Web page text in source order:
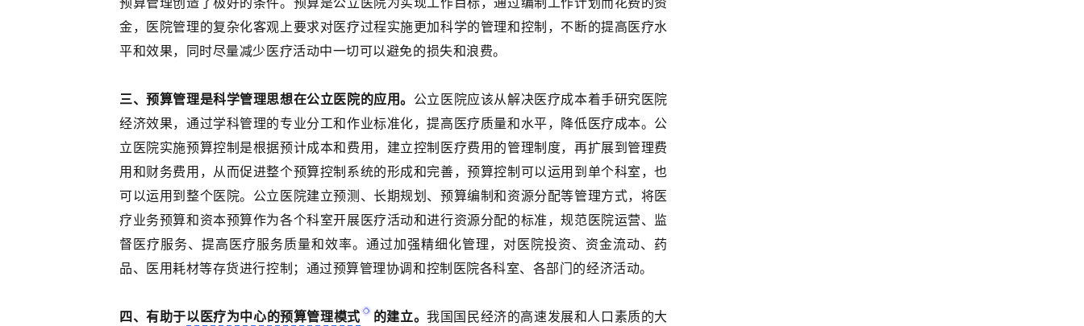
金，医院管理的复杂化客观上要求对医疗过程实施更加科学的管理和控制，不断的提高医疗水
平和效果，同时尽量减少医疗活动中一切可以避免的损失和浪费。
三、预算管理是科学管理思想在公立医院的应用。 公立医院应该从解决医疗成本着手研究医院
经济效果，通过学科管理的专业分工和作业标准化，提高医疗质量和水平，降低医疗成本。公
立医院实施预算控制是根据预计成本和费用，建立控制医疗费用的管理制度，再扩展到管理费
用和财务费用，从而促进整个预算控制系统的形成和完善，预算控制可以运用到单个科室，也
可以运用到整个医院。公立医院建立预测、长期规划、预算编制和资源分配等管理方式，将医
疗业务预算和资本预算作为各个科室开展医疗活动和进行资源分配的标准，规范医院运营、监
督医疗服务、提高医疗服务质量和效率。通过加强精细化管理，对医院投资、资金流动、药
品、医用耗材等存货进行控制；通过预算管理协调和控制医院各科室、各部门的经济活动。
四、有助于以医疗为中心的预算管理模式 的建立。我国国民经济的高速发展和人口素质的大